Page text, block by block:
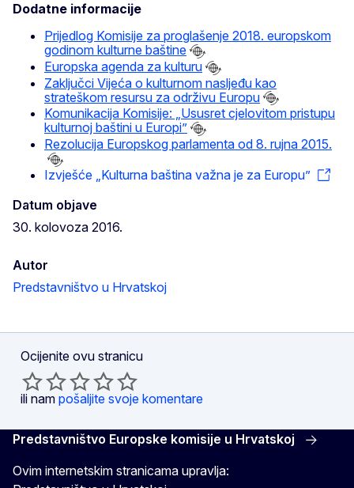
Dodatne informacije
Prijedlog Komisije za proglašenje 2018. europskom
godinom kulturne baštine
Europska agenda za kulturu
Zaključci Vijeća o kulturnom nasljeđu kao
strateškom resursu za održivu Europu
Komunikacija Komisije: „Ususret cjelovitom pristupu
kulturnoj baštini u Europi”
Rezolucija Europskog parlamenta od 8. rujna 2015.
Izvješće „Kulturna baština važna je za Europu”
Datum objave
30. kolovoza 2016.
Autor
Predstavništvo u Hrvatskoj
Ocijenite ovu stranicu
ili nam pošaljite svoje komentare
Predstavništvo Europske komisije u Hrvatskoj
Ovim internetskim stranicama upravlja: